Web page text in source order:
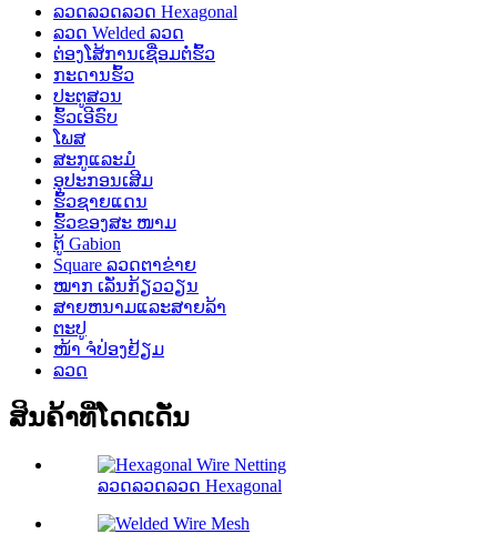
ລວດລວດລວດ Hexagonal
ລວດ Welded ລວດ
ຕ່ອງໂສ້ການເຊື່ອມຕໍ່ຮົ້ວ
ກະດານຮົ້ວ
ປະຕູສວນ
ຮົ້ວເອີຣົບ
ໂພສ
ສະກູແລະມໍ
ອຸປະກອນເສີມ
ຮົ້ວຊາຍແດນ
ຮົ້ວຂອງສະ ໜາມ
ຕູ້ Gabion
Square ລວດຕາຂ່າຍ
ໝາກ ເລັ່ນກ້ຽວວຽນ
ສາຍຫນາມແລະສາຍລ້າ
ຕະປູ
ໜ້າ ຈໍປ່ອງຢ້ຽມ
ລວດ
ສິນຄ້າທີ່ໂດດເດັ່ນ
ລວດລວດລວດ Hexagonal